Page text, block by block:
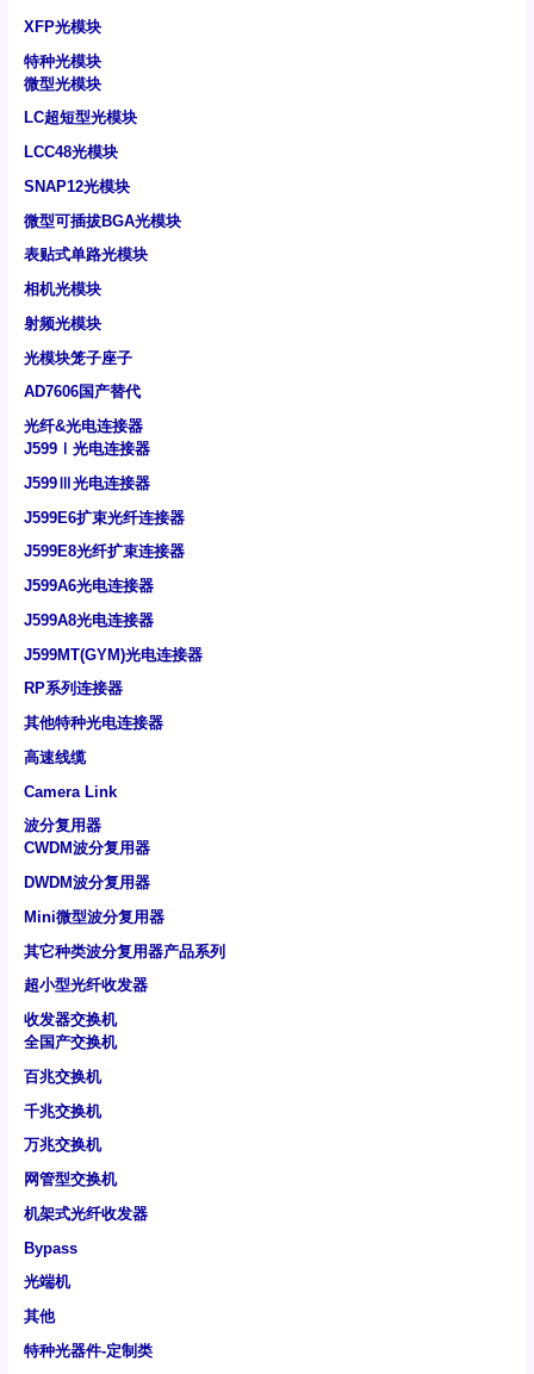
XFP光模块
特种光模块
微型光模块
LC超短型光模块
LCC48光模块
SNAP12光模块
微型可插拔BGA光模块
表贴式单路光模块
相机光模块
射频光模块
光模块笼子座子
AD7606国产替代
光纤&光电连接器
J599Ⅰ光电连接器
J599Ⅲ光电连接器
J599E6扩束光纤连接器
J599E8光纤扩束连接器
J599A6光电连接器
J599A8光电连接器
J599MT(GYM)光电连接器
RP系列连接器
其他特种光电连接器
高速线缆
Camera Link
波分复用器
CWDM波分复用器
DWDM波分复用器
Mini微型波分复用器
其它种类波分复用器产品系列
超小型光纤收发器
收发器交换机
全国产交换机
百兆交换机
千兆交换机
万兆交换机
网管型交换机
机架式光纤收发器
Bypass
光端机
其他
特种光器件-定制类